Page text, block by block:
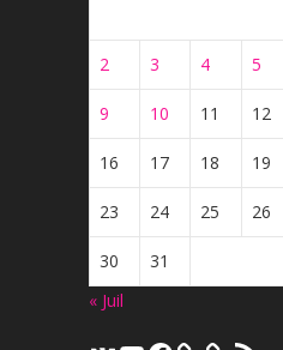
2 3 4 5
9 10 11 12
16 17 18 19
23 24 25 26
30
31
« Juil